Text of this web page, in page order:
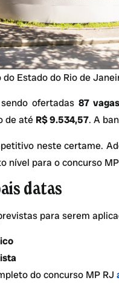
Estado do Rio de
ofertadas87 vagas
de até R$ 9.534,57. A
neste certame.
nível para o concurso
datas
para serem
do concurso MP RJ